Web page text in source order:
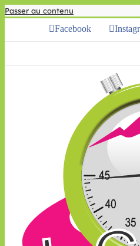
Passer au contenu
Facebook